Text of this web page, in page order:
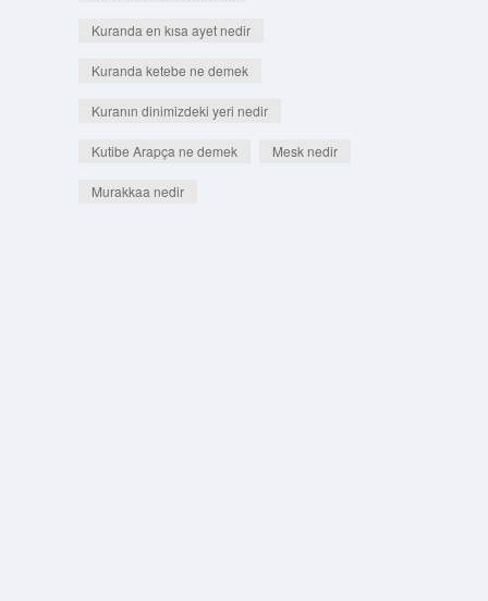
Kuranda en kısa ayet nedir
Kuranda ketebe ne demek
Kuranın dinimizdeki yeri nedir
Kutibe Arapça ne demek Mesk nedir
Murakkaa nedir